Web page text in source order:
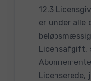
12.3
er under alle
Licensafgift,
Licenserede,